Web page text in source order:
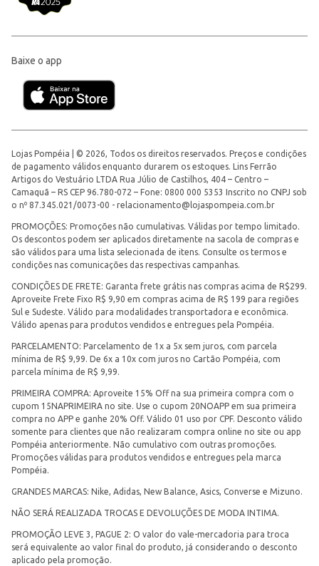
Baixe o app
Lojas Pompéia | © 2026, Todos os direitos reservados. Preços e condições
de pagamento válidos enquanto durarem os estoques. Lins Ferrão
Artigos do Vestuário LTDA Rua Júlio de Castilhos, 404 – Centro –
Camaquã – RS CEP 96.780-072 – Fone: 0800 000 5353 Inscrito no CNPJ sob
o nº 87.345.021/0073-00 - relacionamento@lojaspompeia.com.br
PROMOÇÕES: Promoções não cumulativas. Válidas por tempo limitado.
Os descontos podem ser aplicados diretamente na sacola de compras e
são válidos para uma lista selecionada de itens. Consulte os termos e
condições nas comunicações das respectivas campanhas.
CONDIÇÕES DE FRETE: Garanta frete grátis nas compras acima de R$299.
Aproveite Frete Fixo R$ 9,90 em compras acima de R$ 199 para regiões
Sul e Sudeste. Válido para modalidades transportadora e econômica.
Válido apenas para produtos vendidos e entregues pela Pompéia.
PARCELAMENTO: Parcelamento de 1x a 5x sem juros, com parcela
mínima de R$ 9,99. De 6x a 10x com juros no Cartão Pompéia, com
parcela mínima de R$ 9,99.
PRIMEIRA COMPRA: Aproveite 15% Off na sua primeira compra com o
cupom 15NAPRIMEIRA no site. Use o cupom 20NOAPP em sua primeira
compra no APP e ganhe 20% Off. Válido 01 uso por CPF. Desconto válido
somente para clientes que não realizaram compra online no site ou app
Pompéia anteriormente. Não cumulativo com outras promoções.
Promoções válidas para produtos vendidos e entregues pela marca
Pompéia.
GRANDES MARCAS: Nike, Adidas, New Balance, Asics, Converse e Mizuno.
NÃO SERÁ REALIZADA TROCAS E DEVOLUÇÕES DE MODA INTIMA.
PROMOÇÃO LEVE 3, PAGUE 2: O valor do vale-mercadoria para troca
será equivalente ao valor final do produto, já considerando o desconto
aplicado pela promoção.